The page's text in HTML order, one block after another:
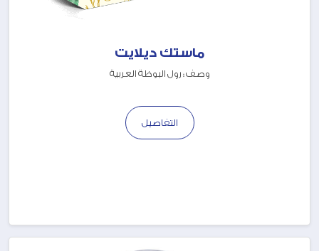
ماستك ديلايت
وصف : رول البوظة العربية
التفاصيل